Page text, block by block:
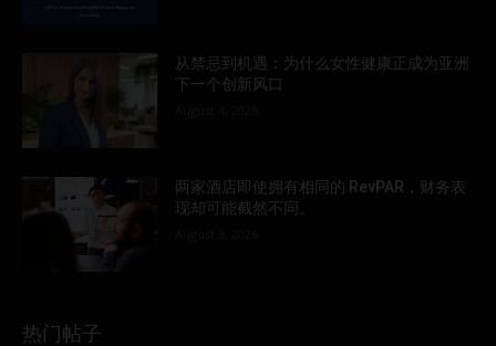
从禁忌到机遇：为什么女性健康正成为亚洲
下一个创新风口
两家酒店即使拥有相同的 RevPAR，财务表
现却可能截然不同。
热门帖子